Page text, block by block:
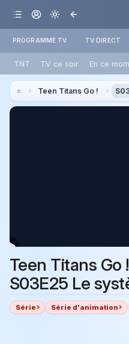
PROGRAMME TV TV DIRECT
TNT TV ce soir En ce
Teen Titans Go !
Teen Titans Go !
S03E25 Le
Série Série d'animation